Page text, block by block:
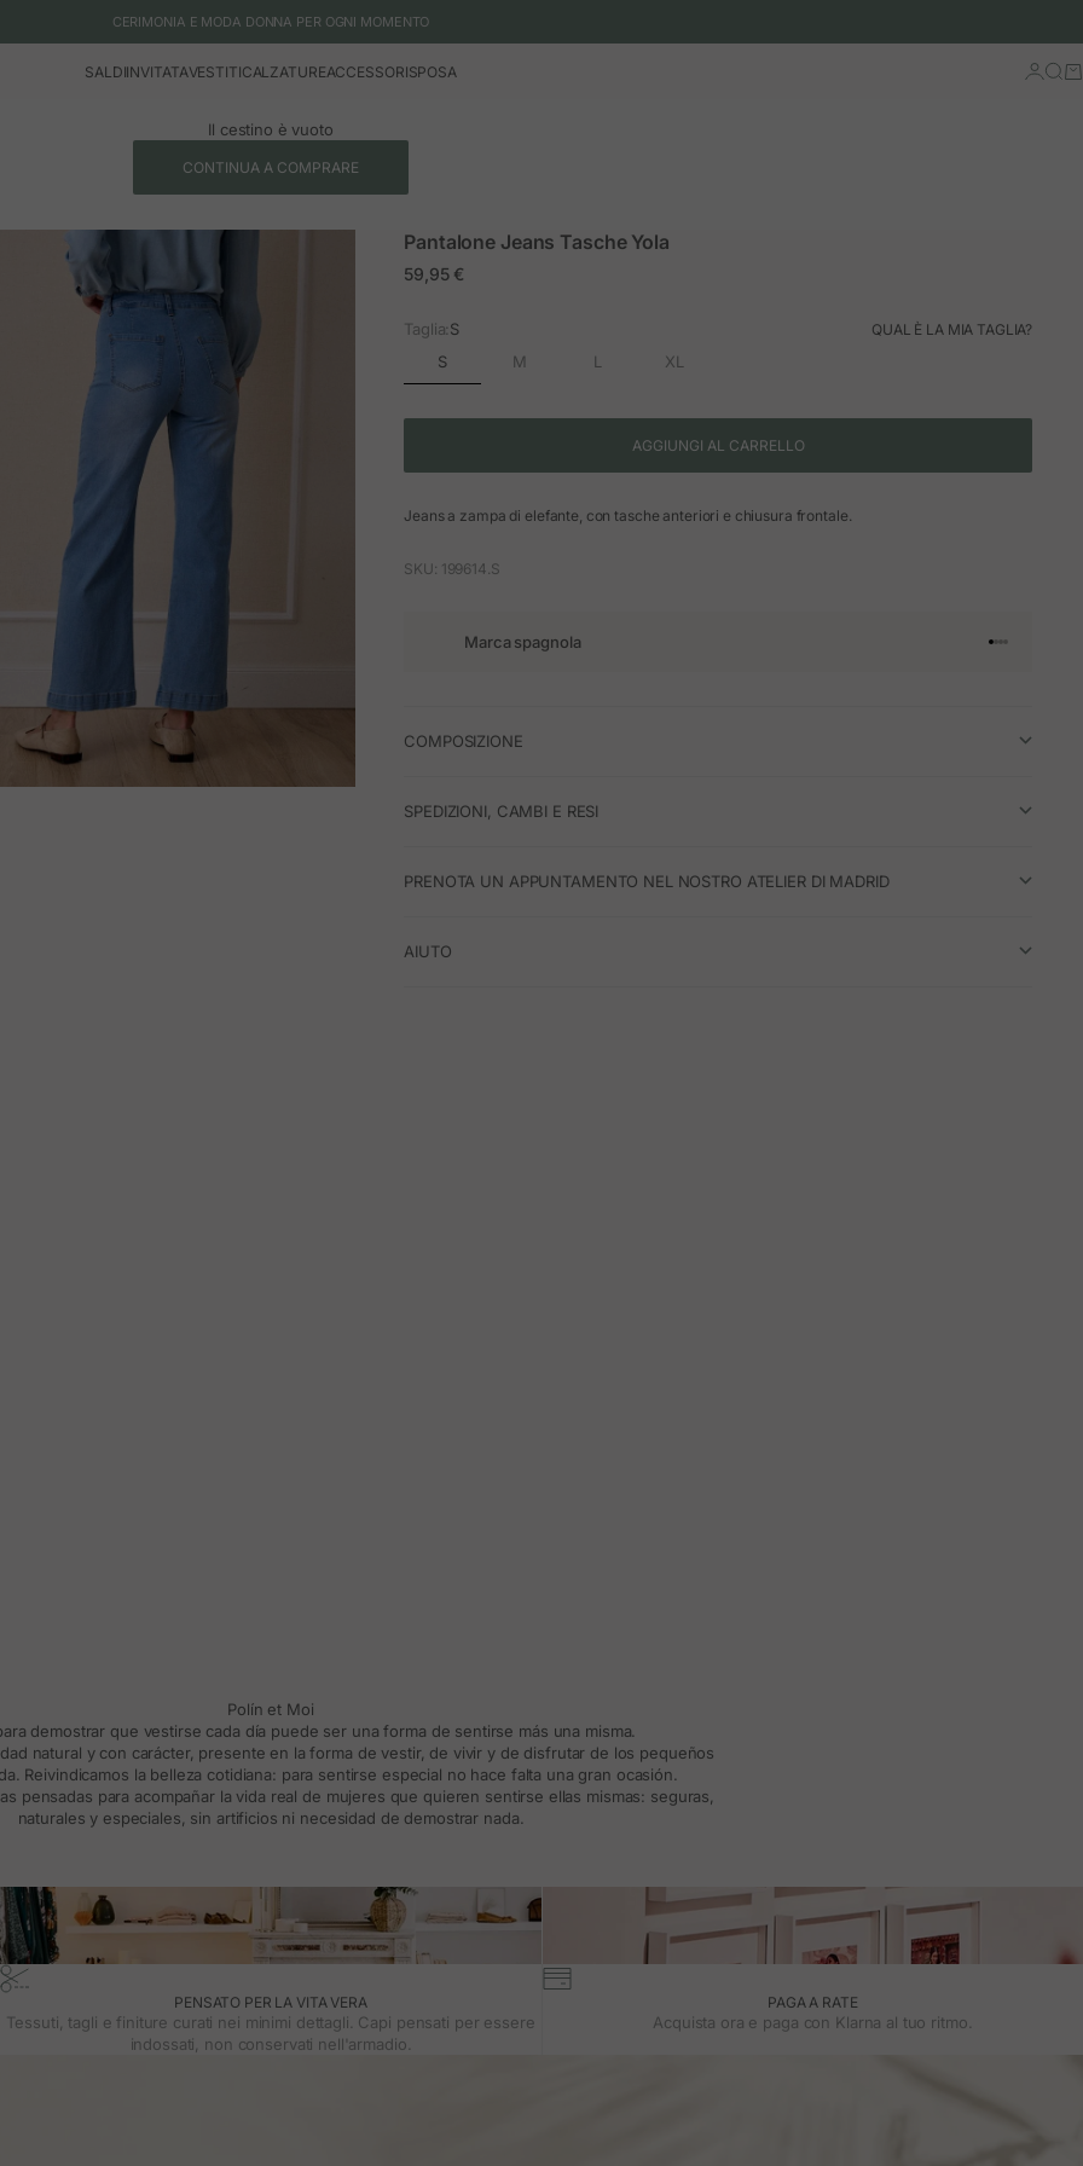
CERIMONIA E MODA DONNA PER OGNI MOMENTO
SALDIINVITATAVESTITICALZATUREACCESSORISPOSA Accedi
Il cestino è vuoto
CONTINUA A COMPRARE
Pantalone Jeans Tasche Yola
Prezzo in offerta
59,95 €
Taglia:S QUAL È LA MIA TAGLIA?
S M L XL
AGGIUNGI AL CARRELLO
Jeans a zampa di elefante, con tasche anteriori e chiusura frontale.
SKU: 199614.S
Marca spagnola Vai
Vai
Vai
Vai
COMPOSIZIONE
SPEDIZIONI, CAMBI E RESI
PRENOTA UN APPUNTAMENTO NEL NOSTRO ATELIER DI MADRID
AIUTO
Polín et Moi
demostrar que vestirse cada día puede ser una forma de sentirse más una misma.
natural y con carácter, presente en la forma de vestir, de vivir y de disfrutar de los pequeños
Reivindicamos la belleza cotidiana: para sentirse especial no hace falta una gran ocasión.
pensadas para acompañar la vida real de mujeres que quieren sentirse ellas mismas: seguras,
naturales y especiales, sin artificios ni necesidad de demostrar nada.
PENSATO PER LA VITA VERA
Tessuti, tagli e finiture curati nei minimi dettagli. Capi pensati per essere
indossati, non conservati nell'armadio.
PAGA A RATE
Acquista ora e paga con Klarna al tuo ritmo.